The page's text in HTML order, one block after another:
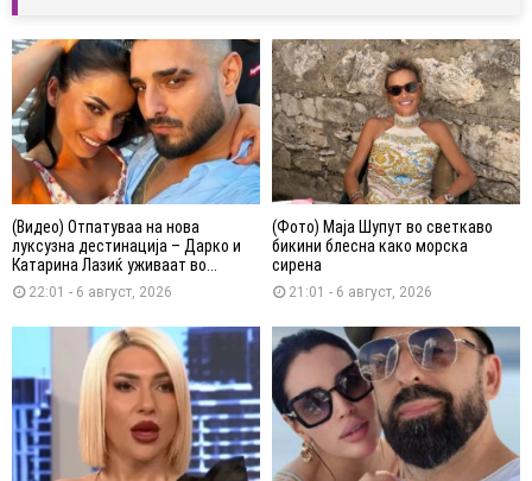
(Видео) Отпатуваа на нова
луксузна дестинација – Дарко и
Катарина Лазиќ уживаат во...
22:01 - 6 август, 2026
(Фото) Маја Шупут во светкаво
бикини блесна како морска
сирена
21:01 - 6 август, 2026